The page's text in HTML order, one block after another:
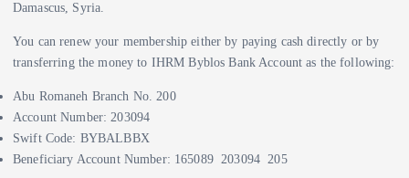
Damascus, Syria.
You can renew your membership either by paying cash directly or by
transferring the money to IHRM Byblos Bank Account as the following:
Abu Romaneh Branch No. 200
Account Number: 203094
Swift Code: BYBALBBX
Beneficiary Account Number: 165089 203094 205